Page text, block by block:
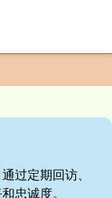
过定期回访、
忠诚度。